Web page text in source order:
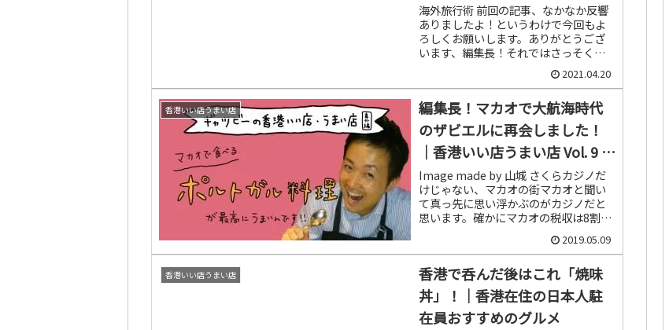
海外旅行術 前回の記事、なかなか反響
ありましたよ！というわけで今回もよ
ろしくお願いします。ありがとうござ
います、編集長！それではさっそく現
地レポートをお届けします。Happy
Valley競馬場のナイター競馬イギリス
の植民地統治が始まって間...
2021.04.20
香港いい店うまい店
編集長！マカオで大航海時代
のザビエルに再会しました！
｜香港いい店うまい店 Vol. 9 番
外編
Image made by 山城 さくらカジノだ
けじゃない、マカオの街マカオと聞い
て真っ先に思い浮かぶのがカジノだと
思います。確かにマカオの税収は8割が
カジノから得られる税金であり、街の
いたる所にカジノがひしめくちょっと
変わった街です。でも...
2019.05.09
香港いい店うまい店
香港で呑んだ後はこれ「焼味
丼」！｜香港在住の日本人駐
在員おすすめのグルメ